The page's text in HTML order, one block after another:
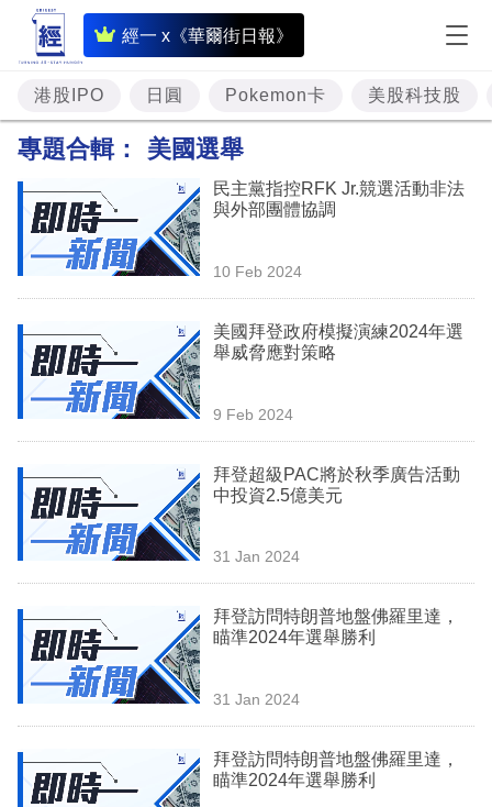
經一 x《華爾街日報》
即
時
財
經
投
資
理
業
科
技
場
生
時
港股IPO 日圓 Pokemon卡 美股科技股
專題合輯： 美國選舉
民主黨指控RFK Jr.競選活動非法
與外部團體協調
10 Feb 2024
美國拜登政府模擬演練2024年選
舉威脅應對策略
9 Feb 2024
拜登超級PAC將於秋季廣告活動
中投資2.5億美元
31 Jan 2024
拜登訪問特朗普地盤佛羅里達，
瞄準2024年選舉勝利
31 Jan 2024
拜登訪問特朗普地盤佛羅里達，
瞄準2024年選舉勝利